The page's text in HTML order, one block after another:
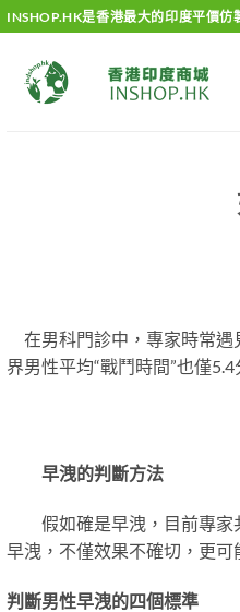
INSHOP.HK是香港最大的印度平價仿
在男科門診中，專家時常遇
界男性平均“戰鬥時間”也僅
早洩的判斷方法
假如確是早洩，目前專家
早洩，不僅效果不確切，更可
判斷男性早洩的四個標準